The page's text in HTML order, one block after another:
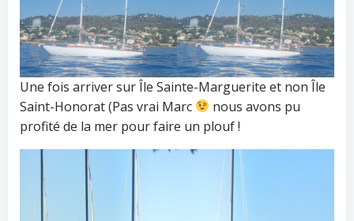
Une fois arriver sur Île Sainte-Marguerite et non Île
Saint-Honorat (Pas vrai Marc
nous avons pu
profité de la mer pour faire un plouf !